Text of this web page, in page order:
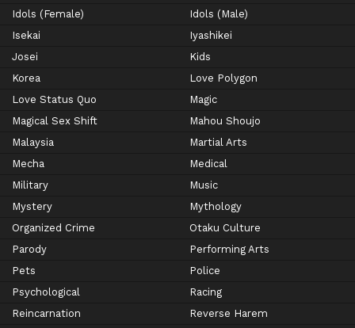
Idols (Female)
Idols (Male)
Isekai
Iyashikei
Josei
Kids
Korea
Love Polygon
Love Status Quo
Magic
Magical Sex Shift
Mahou Shoujo
Malaysia
Martial Arts
Mecha
Medical
Military
Music
Mystery
Mythology
Organized Crime
Otaku Culture
Parody
Performing Arts
Pets
Police
Psychological
Racing
Reincarnation
Reverse Harem